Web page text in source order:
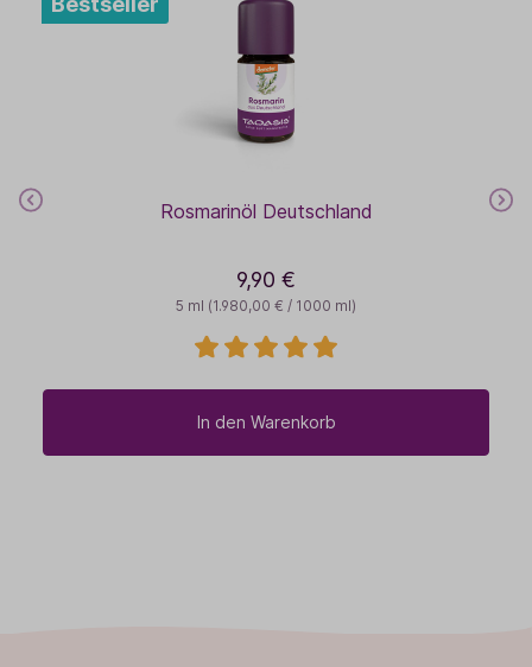
Rosmarinöl Deutschland
5 ml (1.980,00 € / 1000 ml)
9,90 €
In den Warenkorb